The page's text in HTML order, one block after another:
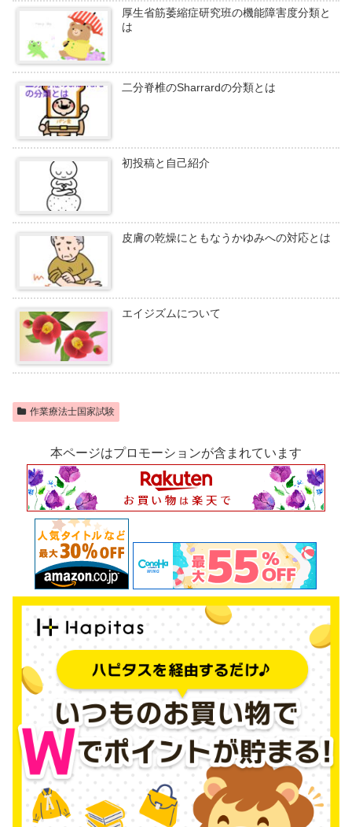
厚生省筋萎縮症研究班の機能障害度分類と
は
二分脊椎のSharrardの分類とは
初投稿と自己紹介
皮膚の乾燥にともなうかゆみへの対応とは
エイジズムについて
作業療法士国家試験
本ページはプロモーションが含まれています